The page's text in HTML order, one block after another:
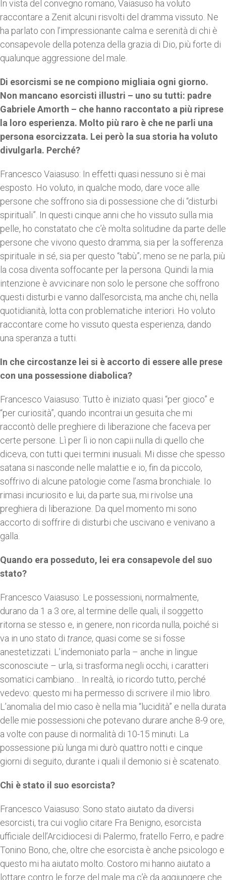
In vista del convegno romano, Vaiasuso ha voluto
raccontare a Zenit alcuni risvolti del dramma vissuto. Ne
ha parlato con l’impressionante calma e serenità di chi è
consapevole della potenza della grazia di Dio, più forte di
qualunque aggressione del male.
Di esorcismi se ne compiono migliaia ogni giorno.
Non mancano esorcisti illustri – uno su tutti: padre
Gabriele Amorth – che hanno raccontato a più riprese
la loro esperienza. Molto più raro è che ne parli una
persona esorcizzata. Lei però la sua storia ha voluto
divulgarla. Perché?
Francesco Vaiasuso: In effetti quasi nessuno si è mai
esposto. Ho voluto, in qualche modo, dare voce alle
persone che soffrono sia di possessione che di “disturbi
spirituali”. In questi cinque anni che ho vissuto sulla mia
pelle, ho constatato che c’è molta solitudine da parte delle
persone che vivono questo dramma, sia per la sofferenza
spirituale in sé, sia per questo “tabù”; meno se ne parla, più
la cosa diventa soffocante per la persona. Quindi la mia
intenzione è avvicinare non solo le persone che soffrono
questi disturbi e vanno dall’esorcista, ma anche chi, nella
quotidianità, lotta con problematiche interiori. Ho voluto
raccontare come ho vissuto questa esperienza, dando
una speranza a tutti.
In che circostanze lei si è accorto di essere alle prese
con una possessione diabolica?
Francesco Vaiasuso: Tutto è iniziato quasi “per gioco” e
“per curiosità”, quando incontrai un gesuita che mi
raccontò delle preghiere di liberazione che faceva per
certe persone. Lì per lì io non capii nulla di quello che
diceva, con tutti quei termini inusuali. Mi disse che spesso
satana si nasconde nelle malattie e io, fin da piccolo,
soffrivo di alcune patologie come l’asma bronchiale. Io
rimasi incuriosito e lui, da parte sua, mi rivolse una
preghiera di liberazione. Da quel momento mi sono
accorto di soffrire di disturbi che uscivano e venivano a
galla.
Quando era posseduto, lei era consapevole del suo
stato?
Francesco Vaiasuso: Le possessioni, normalmente,
durano da 1 a 3 ore, al termine delle quali, il soggetto
ritorna se stesso e, in genere, non ricorda nulla, poiché si
va in uno stato di trance, quasi come se si fosse
anestetizzati. L’indemoniato parla – anche in lingue
sconosciute – urla, si trasforma negli occhi, i caratteri
somatici cambiano… In realtà, io ricordo tutto, perché
vedevo: questo mi ha permesso di scrivere il mio libro.
L’anomalia del mio caso è nella mia “lucidità” e nella durata
delle mie possessioni che potevano durare anche 8-9 ore,
a volte con pause di normalità di 10-15 minuti. La
possessione più lunga mi durò quattro notti e cinque
giorni di seguito, durante i quali il demonio si è scatenato.
Chi è stato il suo esorcista?
Francesco Vaiasuso: Sono stato aiutato da diversi
esorcisti, tra cui voglio citare Fra Benigno, esorcista
ufficiale dell’Arcidiocesi di Palermo, fratello Ferro, e padre
Tonino Bono, che, oltre che esorcista è anche psicologo e
questo mi ha aiutato molto. Costoro mi hanno aiutato a
lottare contro le forze del male ma c’è da aggiungere che